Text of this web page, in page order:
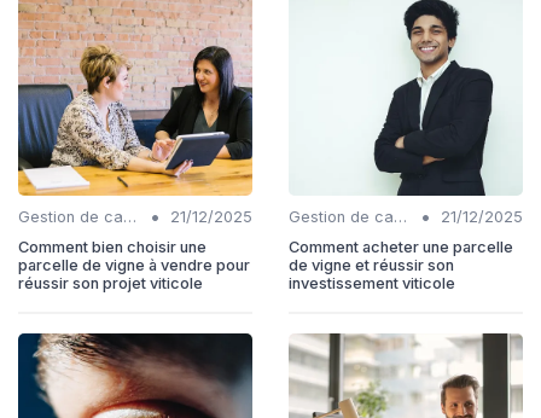
Gestion de carrière •
21/12/2025
Comment bien choisir une
parcelle de vigne à vendre pour
réussir son projet viticole
Gestion de carrière •
21/12/2025
Comment acheter une parcelle
de vigne et réussir son
investissement viticole